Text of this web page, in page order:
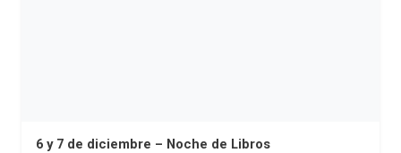
6 y 7 de diciembre – Noche de Libros